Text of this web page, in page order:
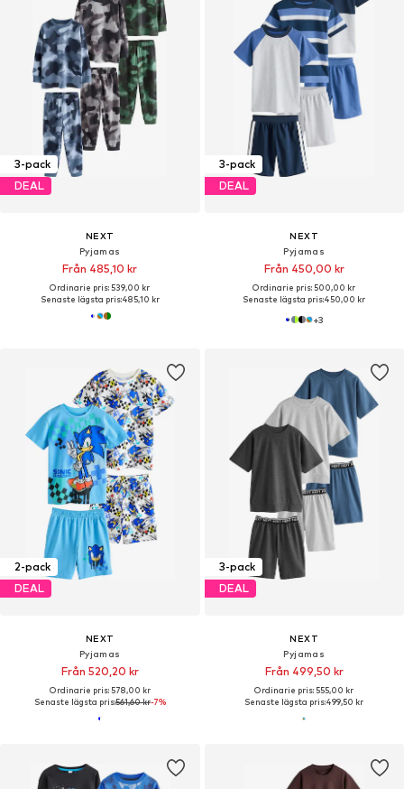
3-pack
DEAL
NEXT
Pyjamas
Från 485,10 kr
Ordinarie pris: 539,00 kr
Senaste lägsta pris:485,10 kr
3-pack
DEAL
NEXT
Pyjamas
Från 450,00 kr
Ordinarie pris: 500,00 kr
Senaste lägsta pris:450,00 kr
+3
2-pack
DEAL
NEXT
Pyjamas
Från 520,20 kr
Ordinarie pris: 578,00 kr
Senaste lägsta pris:561,60 kr-7%
3-pack
DEAL
NEXT
Pyjamas
Från 499,50 kr
Ordinarie pris: 555,00 kr
Senaste lägsta pris:499,50 kr